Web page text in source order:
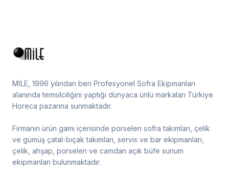
MİLE, 1996 yılından beri Profesyonel Sofra Ekipmanları
alanında temsilciliğini yaptığı dünyaca ünlü markaları Türkiye
Horeca pazarına sunmaktadır.
Firmanın ürün gamı içerisinde porselen sofra takımları, çelik
ve gümüş çatal-bıçak takımları, servis ve bar ekipmanları,
çelik, ahşap, porselen ve camdan açık büfe sunum
ekipmanları bulunmaktadır.